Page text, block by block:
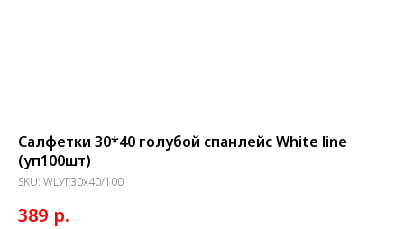
Салфетки 30*40 голубой спанлейс White line
(уп100шт)
SKU: WLУГ30х40/100
389 р.